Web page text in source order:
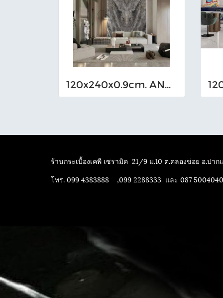
120x240x0.9cm. ANDRES BROWN Bookmatch (249L-323)
ร้านกระเบื้องเคพี เซรามิค 21/9 ม.10 ต.คลองข่อย อ.ปาก
โทร. 099 4383888 ,099 2288333 และ 087